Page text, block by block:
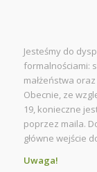
Jesteśmy do
formalnościami:
małżeństwa
Obecnie, ze
19, konieczne
poprzez maila.
główne wejście
Uwaga!